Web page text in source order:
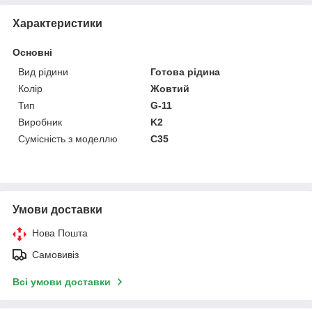
Характеристики
Основні
Вид рідини
Готова рідина
Колір
Жовтий
Тип
G-11
Виробник
K2
Сумісність з моделлю
C35
Умови доставки
Нова Пошта
Самовивіз
Всі умови доставки